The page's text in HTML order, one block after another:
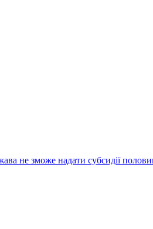
не зможе надати субсидії